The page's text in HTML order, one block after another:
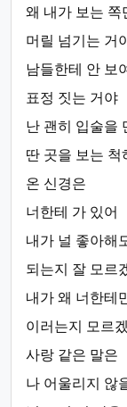
왜 내가 보는 쪽
머릴 넘기는 거
남들한테 안 보
표정 짓는 거야
난 괜히 입술을
딴 곳을 보는 척
온 신경은
너한테 가 있어
내가 널 좋아해
되는지 잘 모르
내가 왜 너한테
이러는지 모르
사랑 같은 말은
나 어울리지 않